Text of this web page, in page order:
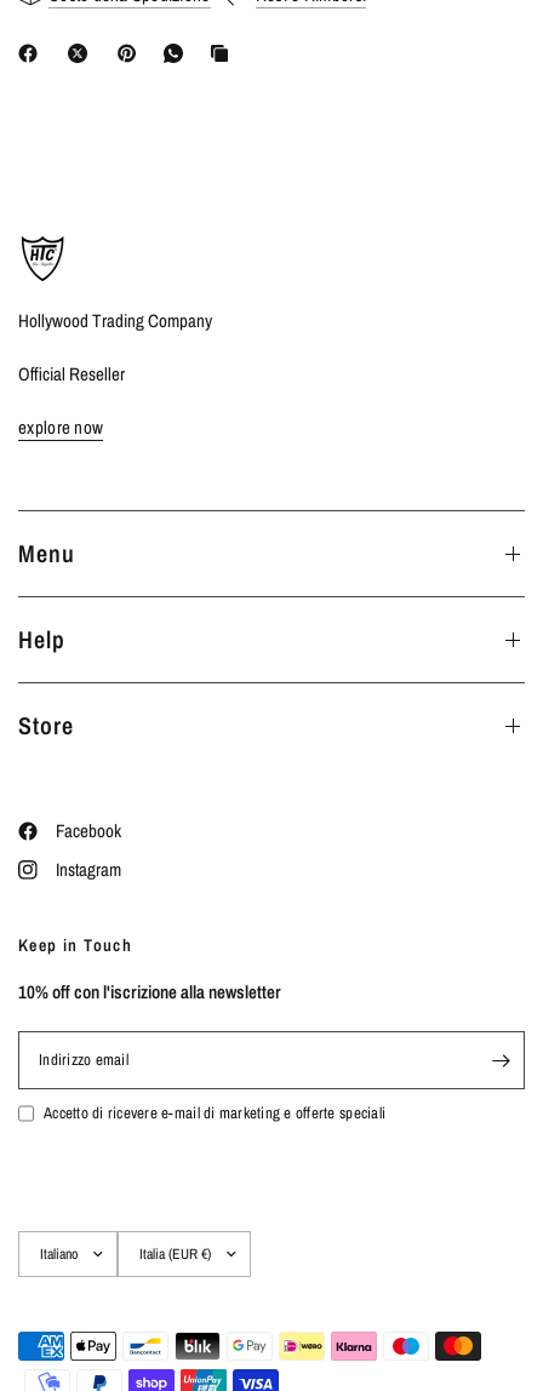
Hollywood Trading Company
Official Reseller
explore now
Menu
Help
Store
Facebook
Instagram
Keep in Touch
10% off con l'iscrizione alla newsletter
Indirizzo email
Accetto di ricevere e-mail di marketing e offerte speciali
paese/area
paese/area